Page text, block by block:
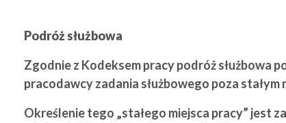
Podróż służbowa
Zgodnie z Kodeksem pracy podróż służbowa
pracodawcy zadania służbowego poza
Określenie tego „stałego miejsca pracy” jest